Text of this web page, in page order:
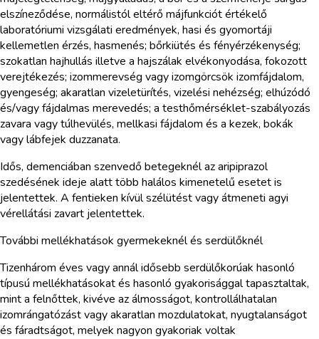
elszíneződése, normálistól eltérő májfunkciót értékelő
laboratóriumi vizsgálati eredmények, hasi és gyomortáji
kellemetlen érzés, hasmenés; bőrkiütés és fényérzékenység;
szokatlan hajhullás illetve a hajszálak elvékonyodása, fokozott
verejtékezés; izommerevség vagy izomgörcsök izomfájdalom,
gyengeség; akaratlan vizeletürítés, vizelési nehézség; elhúzódó
és/vagy fájdalmas merevedés; a testhőmérséklet-szabályozás
zavara vagy túlhevülés, mellkasi fájdalom és a kezek, bokák
vagy lábfejek duzzanata.
Idős, demenciában szenvedő betegeknél az aripiprazol
szedésének ideje alatt több halálos kimenetelű esetet is
jelentettek. A fentieken kívül szélütést vagy átmeneti agyi
vérellátási zavart jelentettek.
További mellékhatások gyermekeknél és serdülőknél
Tizenhárom éves vagy annál idősebb serdülőkorúak hasonló
típusú mellékhatásokat és hasonló gyakorisággal tapasztaltak,
mint a felnőttek, kivéve az álmosságot, kontrollálhatalan
izomrángatózást vagy akaratlan mozdulatokat, nyugtalanságot
és fáradtságot, melyek nagyon gyakoriak voltak